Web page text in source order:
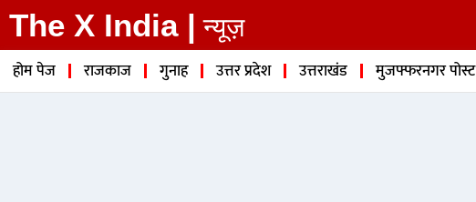
The X India | न्यूज़
होम पेज राजकाज गुनाह उत्तर प्रदेश उत्तराखंड मुजफ्फरनगर पोस्ट